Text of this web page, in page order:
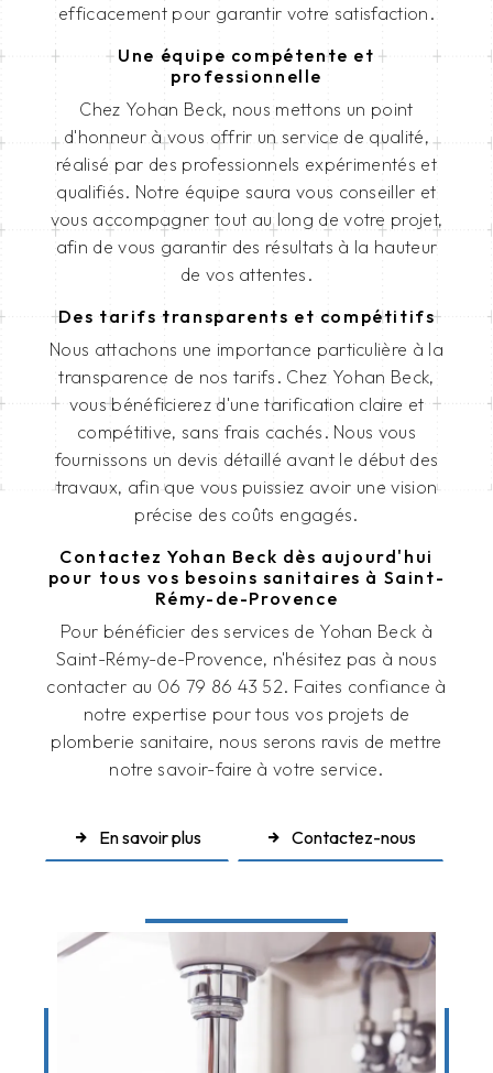
efficacement pour garantir votre satisfaction.
Une équipe compétente et
professionnelle
Chez Yohan Beck, nous mettons un point
d'honneur à vous offrir un service de qualité,
réalisé par des professionnels expérimentés et
qualifiés. Notre équipe saura vous conseiller et
vous accompagner tout au long de votre projet,
afin de vous garantir des résultats à la hauteur
de vos attentes.
Des tarifs transparents et compétitifs
Nous attachons une importance particulière à la
transparence de nos tarifs. Chez Yohan Beck,
vous bénéficierez d'une tarification claire et
compétitive, sans frais cachés. Nous vous
fournissons un devis détaillé avant le début des
travaux, afin que vous puissiez avoir une vision
précise des coûts engagés.
Contactez Yohan Beck dès aujourd'hui
pour tous vos besoins sanitaires à Saint-
Rémy-de-Provence
Pour bénéficier des services de Yohan Beck à
Saint-Rémy-de-Provence, n'hésitez pas à nous
contacter au 06 79 86 43 52. Faites confiance à
notre expertise pour tous vos projets de
plomberie sanitaire, nous serons ravis de mettre
notre savoir-faire à votre service.
En savoir plus Contactez-nous